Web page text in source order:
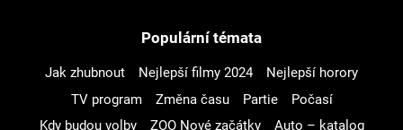
Populární témata
Jak zhubnout Nejlepší filmy 2024
Nejlepší horory
TV program
Změna času Partie
Počasí
Kdy budou volby
ZOO Nové začátky
Auto – katalog